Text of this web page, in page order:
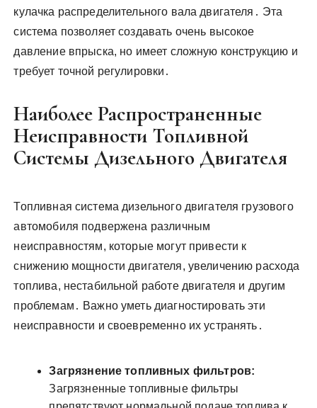
кулачка распределительного вала двигателя․ Эта
система позволяет создавать очень высокое
давление впрыска, но имеет сложную конструкцию и
требует точной регулировки․
Наиболее Распространенные
Неисправности Топливной
Системы Дизельного Двигателя
Топливная система дизельного двигателя грузового
автомобиля подвержена различным
неисправностям, которые могут привести к
снижению мощности двигателя, увеличению расхода
топлива, нестабильной работе двигателя и другим
проблемам․ Важно уметь диагностировать эти
неисправности и своевременно их устранять․
Загрязнение топливных фильтров:
Загрязненные топливные фильтры